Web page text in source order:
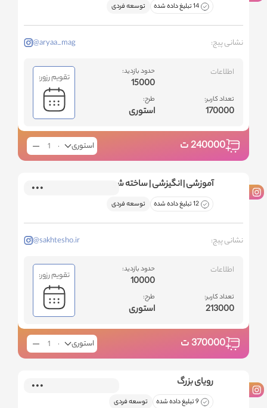
14 تبلیغ داده شده توسعه فردی
نشانی پیج: @aryaa_mag
اطلاعات
تعداد کاربر:
170000
حدود بازدید:
15000
طرح:
استوری
تقویم رزور:
240000ت استوری
آموزشی | انگیزشی | ساخته شو
12 تبلیغ داده شده توسعه فردی
نشانی پیج: @sakhtesho.ir
اطلاعات
تعداد کاربر:
213000
حدود بازدید:
10000
طرح:
استوری
تقویم رزور:
370000ت استوری
رویای بزرگ
9 تبلیغ داده شده توسعه فردی